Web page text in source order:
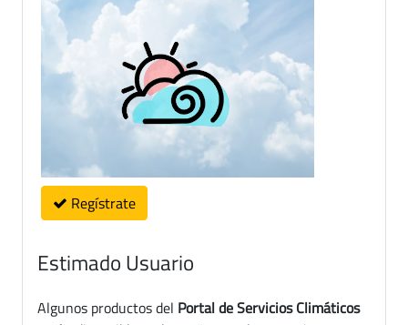
Regístrate
Estimado Usuario
Algunos productos del Portal de Servicios Climáticos